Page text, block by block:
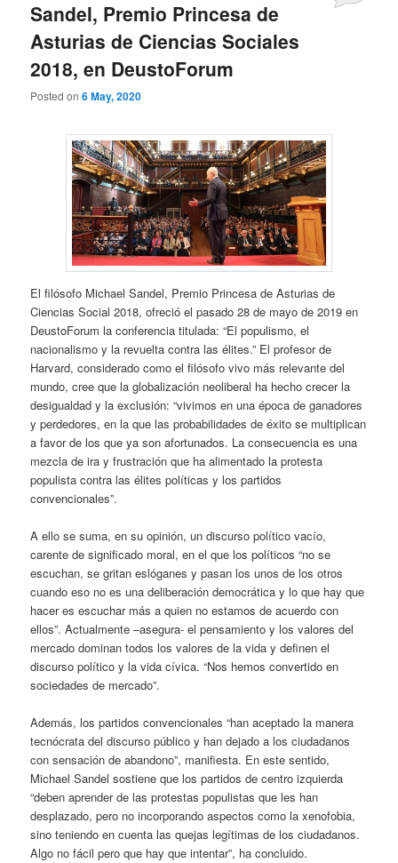
Sandel, Premio Princesa de
Asturias de Ciencias Sociales
2018, en DeustoForum
Posted on6 May, 2020
El filósofo Michael Sandel, Premio Princesa de Asturias de
Ciencias Social 2018, ofreció el pasado 28 de mayo de 2019 en
DeustoForum la conferencia titulada: “El populismo, el
nacionalismo y la revuelta contra las élites.” El profesor de
Harvard, considerado como el filósofo vivo más relevante del
mundo, cree que la globalización neoliberal ha hecho crecer la
desigualdad y la exclusión: “vivimos en una época de ganadores
y perdedores, en la que las probabilidades de éxito se multiplican
a favor de los que ya son afortunados. La consecuencia es una
mezcla de ira y frustración que ha alimentado la protesta
populista contra las élites políticas y los partidos
convencionales”.
A ello se suma, en su opinión, un discurso político vacío,
carente de significado moral, en el que los políticos “no se
escuchan, se gritan eslóganes y pasan los unos de los otros
cuando eso no es una deliberación democrática y lo que hay que
hacer es escuchar más a quien no estamos de acuerdo con
ellos”. Actualmente –asegura- el pensamiento y los valores del
mercado dominan todos los valores de la vida y definen el
discurso político y la vida cívica. “Nos hemos convertido en
sociedades de mercado”.
Además, los partidos convencionales “han aceptado la manera
tecnócrata del discurso público y han dejado a los ciudadanos
con sensación de abandono”, manifiesta. En este sentido,
Michael Sandel sostiene que los partidos de centro izquierda
“deben aprender de las protestas populistas que les han
desplazado, pero no incorporando aspectos como la xenofobia,
sino teniendo en cuenta las quejas legítimas de los ciudadanos.
Algo no fácil pero que hay que intentar”, ha concluido.